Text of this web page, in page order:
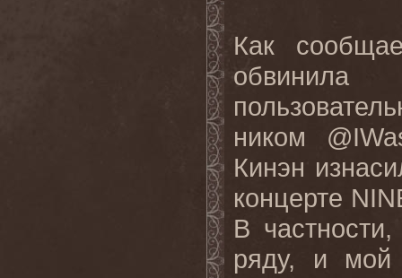
Как
обвинила
ником @
Кинэн
концерте
В
ряду, и